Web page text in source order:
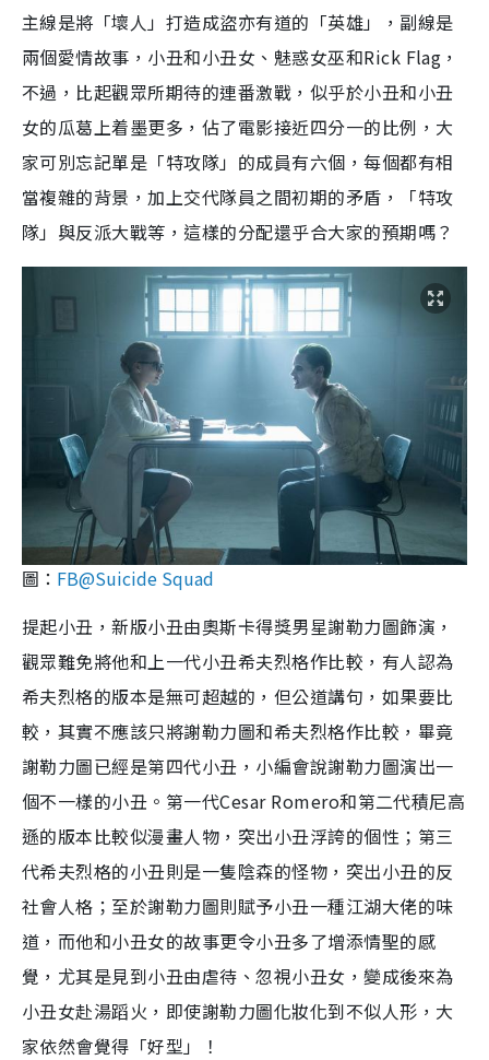
主線是將「壞人」打造成盜亦有道的「英雄」，副線是
兩個愛情故事，小丑和小丑女、魅惑女巫和Rick Flag，
不過，比起觀眾所期待的連番激戰，似乎於小丑和小丑
女的瓜葛上着墨更多，佔了電影接近四分一的比例，大
家可別忘記單是「特攻隊」的成員有六個，每個都有相
當複雜的背景，加上交代隊員之間初期的矛盾，「特攻
隊」與反派大戰等，這樣的分配還乎合大家的預期嗎？
圖： FB@Suicide Squad
提起小丑，新版小丑由奧斯卡得獎男星謝勒力圖飾演，
觀眾難免將他和上一代小丑希夫烈格作比較，有人認為
希夫烈格的版本是無可超越的，但公道講句，如果要比
較，其實不應該只將謝勒力圖和希夫烈格作比較，畢竟
謝勒力圖已經是第四代小丑，小編會說謝勒力圖演出一
個不一樣的小丑。第一代Cesar Romero和第二代積尼高
遜的版本比較似漫畫人物，突出小丑浮誇的個性；第三
代希夫烈格的小丑則是一隻陰森的怪物，突出小丑的反
社會人格；至於謝勒力圖則賦予小丑一種江湖大佬的味
道，而他和小丑女的故事更令小丑多了增添情聖的感
覺，尤其是見到小丑由虐待、忽視小丑女，變成後來為
小丑女赴湯蹈火，即使謝勒力圖化妝化到不似人形，大
家依然會覺得「好型」！